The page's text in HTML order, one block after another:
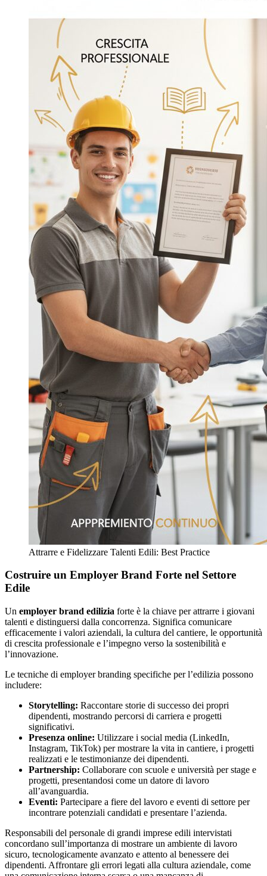
Attrarre e Fidelizzare Talenti Edili: Best Practice
Costruire un Employer Brand Forte nel Settore
Edile
Un employer brand edilizia forte è la chiave per attrarre i giovani
talenti e distinguersi dalla concorrenza. Significa comunicare
efficacemente i valori aziendali, la cultura del cantiere, le opportunità
di crescita professionale e l’impegno verso la sostenibilità e
l’innovazione.
Le tecniche di employer branding specifiche per l’edilizia possono
includere:
Storytelling: Raccontare storie di successo dei propri
dipendenti, mostrando percorsi di carriera e progetti
significativi.
Presenza online: Utilizzare i social media (LinkedIn,
Instagram, TikTok) per mostrare la vita in cantiere, i progetti
realizzati e le testimonianze dei dipendenti.
Partnership: Collaborare con scuole e università per stage e
progetti, presentandosi come un datore di lavoro
all’avanguardia.
Eventi: Partecipare a fiere del lavoro e eventi di settore per
incontrare potenziali candidati e presentare l’azienda.
Responsabili del personale di grandi imprese edili intervistati
concordano sull’importanza di mostrare un ambiente di lavoro
sicuro, tecnologicamente avanzato e attento al benessere dei
dipendenti. Affrontare gli errori legati alla cultura aziendale, come